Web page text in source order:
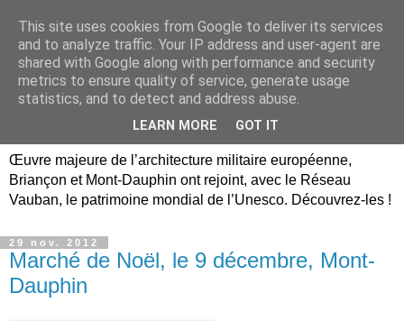
Briançon, Mont-Dauphin,
Vauban Unesco Hautes-
Œuvre majeure de l’architecture militaire européenne,
Briançon et Mont-Dauphin ont rejoint, avec le Réseau
Vauban, le patrimoine mondial de l’Unesco. Découvrez-les !
29 nov. 2012
Marché de Noël, le 9 décembre, Mont-
Dauphin
This site uses cookies from Google to deliver its services
and to analyze traffic. Your IP address and user-agent are
shared with Google along with performance and security
metrics to ensure quality of service, generate usage
statistics, and to detect and address abuse.
LEARN MORE GOT IT